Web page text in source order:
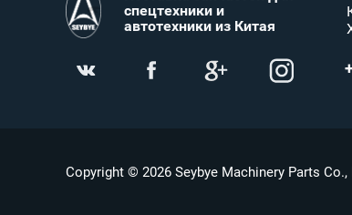
спецтехники и
автотехники из Китая
Copyright © 2026 Seybye Machinery Parts Co.,